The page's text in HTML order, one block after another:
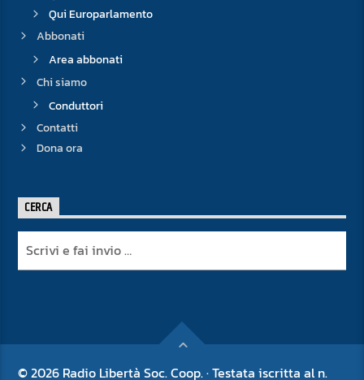
Qui Europarlamento
Abbonati
Area abbonati
Chi siamo
Conduttori
Contatti
Dona ora
CERCA
© 2026 Radio Libertà Soc. Coop. · Testata iscritta al n.